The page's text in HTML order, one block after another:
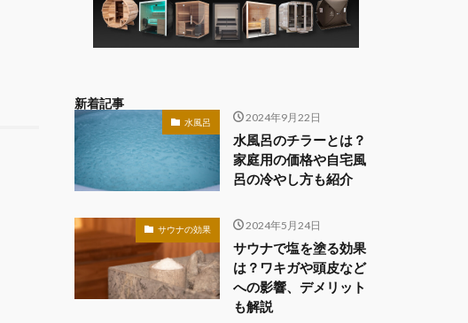
新着記事
水風呂 2024年9月22日
水風呂のチラーとは？
家庭用の価格や自宅風
呂の冷やし方も紹介
サウナの効果 2024年5月24日
サウナで塩を塗る効果
は？ワキガや頭皮など
への影響、デメリット
も解説